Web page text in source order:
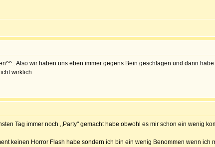
Also wir haben uns eben immer gegens Bein geschlagen und dann
wirklich
Tag immer noch ,,Party" gemacht habe obwohl es mir schon ein wenig
keinen Horror Flash habe sondern ich bin ein wenig Benommen wenn ich